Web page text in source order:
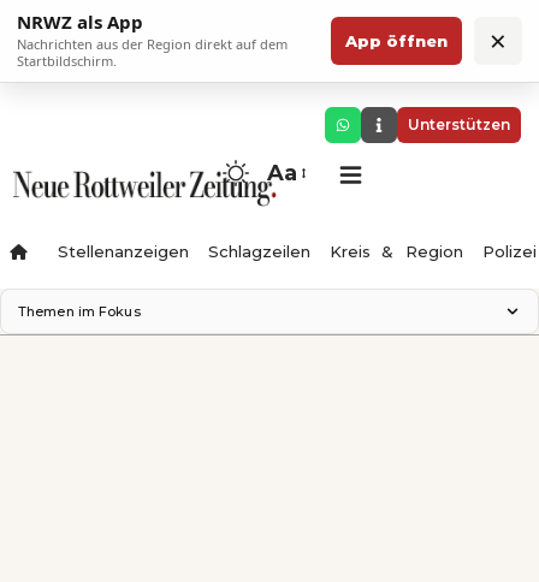
NRWZ als App
Nachrichten aus der Region direkt auf dem
Startbildschirm.
App öffnen ×
Unterstützen
Aa
Stellenanzeigen Schlagzeilen Kreis & Region Polizei
Themen im Fokus